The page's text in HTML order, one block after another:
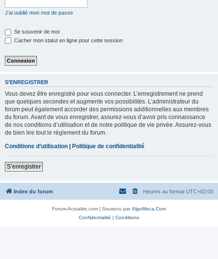
J’ai oublié mon mot de passe
Se souvenir de moi
Cacher mon statut en ligne pour cette session
S’ENREGISTRER
Vous devez être enregistré pour vous connecter. L’enregistrement ne prend
que quelques secondes et augmente vos possibilités. L’administrateur du
forum peut également accorder des permissions additionnelles aux membres
du forum. Avant de vous enregistrer, assurez-vous d’avoir pris connaissance
de nos conditions d’utilisation et de notre politique de vie privée. Assurez-vous
de bien lire tout le règlement du forum.
Conditions d’utilisation | Politique de confidentialité
S’enregistrer
Index du forum Heures au format UTC+02:00
Forum-Actualite.com | Soutenu parAlgoMeca.Com
Confidentialité | Conditions